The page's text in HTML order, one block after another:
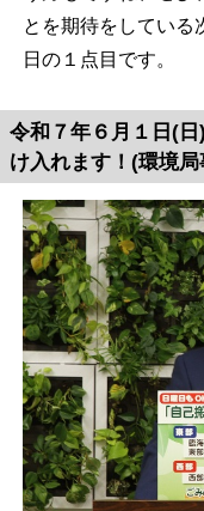
とを期待をしている
日の１点目です。
令和７年６月１日(
け入れます！(環境